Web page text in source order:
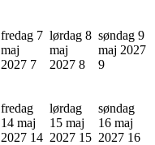
fredag 7
maj
2027 7
lørdag 8
maj
2027 8
søndag 9
maj 2027
9
fredag
14 maj
2027 14
lørdag
15 maj
2027 15
søndag
16 maj
2027 16